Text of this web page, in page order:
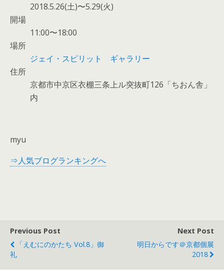
2018.5.26(土)〜5.29(火)
開場
11:00〜18:00
場所
ジェイ・スピリット ギャラリー
住所
京都市中京区衣棚三条上ル突抜町126「ちおん舎」
内
myu
⇒人気ブログランキングへ
Previous Post
「えむにのかたち Vol.8」御
礼
Next Post
明日からです＠京都個展
2018